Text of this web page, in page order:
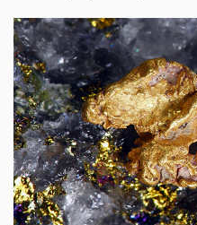
KINH
TẾ
THẾ
GIỚI